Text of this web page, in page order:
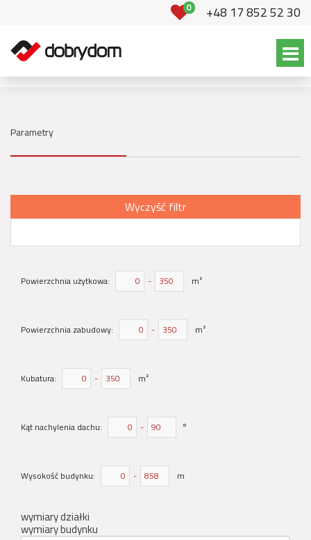
0 +48 17 852 52 30
Parametry
Wyczyść filtr
Powierzchnia użytkowa: - m²
Powierzchnia zabudowy: - m²
Kubatura: - m²
Kąt nachylenia dachu: - °
Wysokość budynku: - m
wymiary działki
wymiary budynku